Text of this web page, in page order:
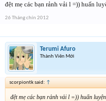
đệt mẹ các bạn rảnh vải l =)) huấn
26 Tháng chín 2012
Terumi Afuro
Thành Viên Mới
scorpiontk said: ↑
đệt mẹ các bạn rảnh vải l =)) huấn